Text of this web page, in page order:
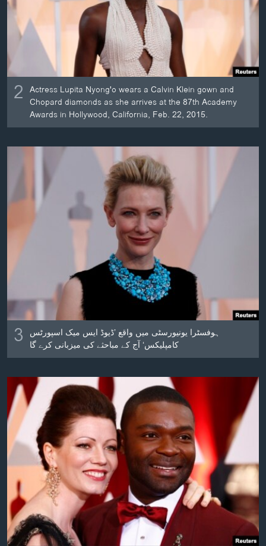
2 Actress Lupita Nyong'o wears a Calvin Klein gown and
Chopard diamonds as she arrives at the 87th Academy
Awards in Hollywood, California, Feb. 22, 2015.
3 ہوفسٹرا یونیورسٹی میں واقع ’ڈیوڈ ایس میک اسپورٹس
کامپلیکس‘ آج کے مباحثے کی میزبانی کرے گا